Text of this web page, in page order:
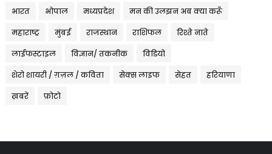
भारत भोपाल मध्यप्रदेश मन की उलझन अब क्या करूँ
महाराष्ट्र मुंबई राजस्थान राशिफल रिश्ते नाते
लाईफस्टाइल विज्ञान/ तकनीक विडियो
शेरो शायरी / ग़ज़ल / कविता सेक्स लाइफ सेहत हरियाणा
ख़बरें फ़ोटो